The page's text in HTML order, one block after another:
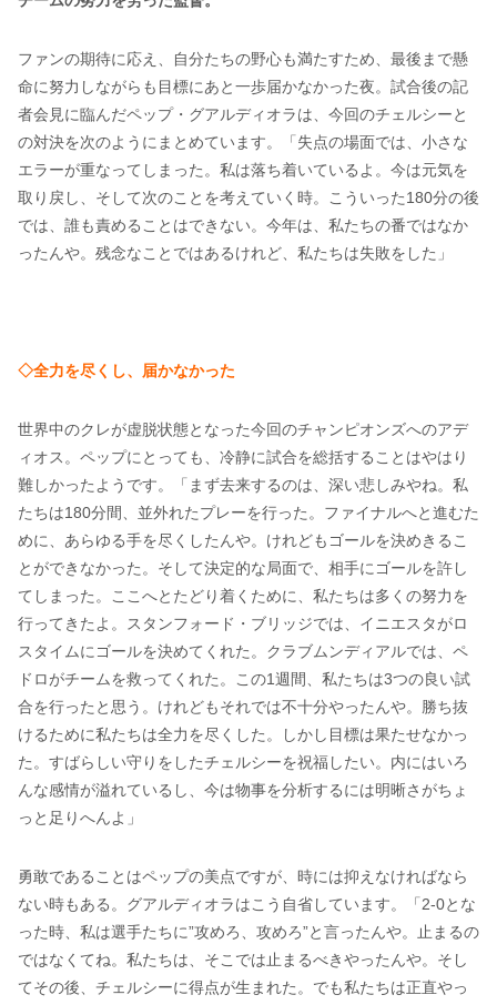
ファンの期待に応え、自分たちの野心も満たすため、最後まで懸
命に努力しながらも目標にあと一歩届かなかった夜。試合後の記
者会見に臨んだペップ・グアルディオラは、今回のチェルシーと
の対決を次のようにまとめています。「失点の場面では、小さな
エラーが重なってしまった。私は落ち着いているよ。今は元気を
取り戻し、そして次のことを考えていく時。こういった180分の後
では、誰も責めることはできない。今年は、私たちの番ではなか
ったんや。残念なことではあるけれど、私たちは失敗をした」
◇全力を尽くし、届かなかった
世界中のクレが虚脱状態となった今回のチャンピオンズへのアデ
ィオス。ペップにとっても、冷静に試合を総括することはやはり
難しかったようです。「まず去来するのは、深い悲しみやね。私
たちは180分間、並外れたプレーを行った。ファイナルへと進むた
めに、あらゆる手を尽くしたんや。けれどもゴールを決めきるこ
とができなかった。そして決定的な局面で、相手にゴールを許し
てしまった。ここへとたどり着くために、私たちは多くの努力を
行ってきたよ。スタンフォード・ブリッジでは、イニエスタがロ
スタイムにゴールを決めてくれた。クラブムンディアルでは、ペ
ドロがチームを救ってくれた。この1週間、私たちは3つの良い試
合を行ったと思う。けれどもそれでは不十分やったんや。勝ち抜
けるために私たちは全力を尽くした。しかし目標は果たせなかっ
た。すばらしい守りをしたチェルシーを祝福したい。内にはいろ
んな感情が溢れているし、今は物事を分析するには明晰さがちょ
っと足りへんよ」
勇敢であることはペップの美点ですが、時には抑えなければなら
ない時もある。グアルディオラはこう自省しています。「2-0とな
った時、私は選手たちに”攻めろ、攻めろ”と言ったんや。止まるの
ではなくてね。私たちは、そこでは止まるべきやったんや。そし
てその後、チェルシーに得点が生まれた。でも私たちは正直やっ